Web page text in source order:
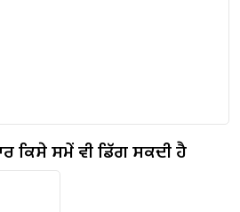
ਕਿਸੇ ਸਮੇਂ ਵੀ ਡਿੱਗ ਸਕਦੀ ਹੈ